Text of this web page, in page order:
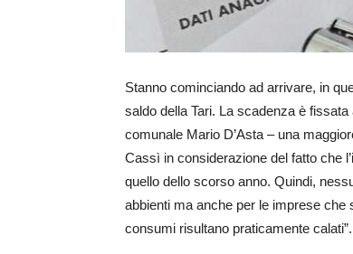
Stanno cominciando ad arrivare, in
saldo della Tari. La scadenza è
comunale Mario D’Asta – una
Cassì in considerazione del fatto che
quello dello scorso anno. Quindi,
abbienti ma anche per le imprese
consumi risultano praticamente calati”.